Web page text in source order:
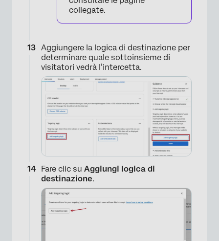
×
collegate.
Aggiungere la logica di destinazione per
determinare quale sottoinsieme di
visitatori vedrà l’intercetta.
Fare clic su Aggiungi logica di
destinazione.